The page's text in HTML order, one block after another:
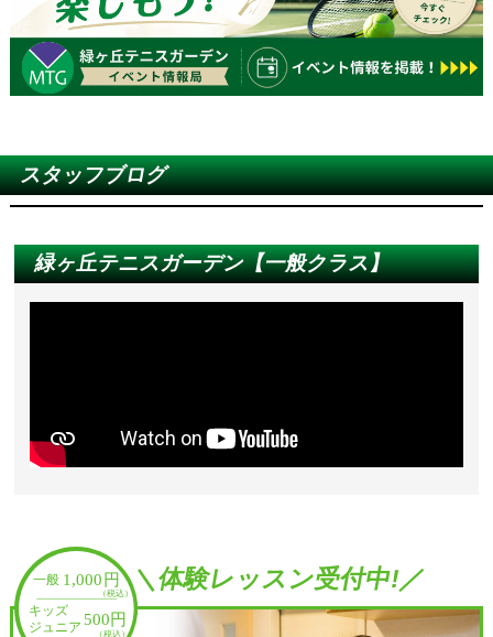
2026-07-26
短縮営業のご案内
この度、7/31（金）に社内研修を行うため、営業時間
を短縮させていただきます。
のほどお願い申し上げます。
日時 2026年7月31日（金） 18：30閉館
夏休みイベント第３弾「はじめてテニス教
室」
ルを学びます。運動が苦手でもコーチが優しくサポー
トするので安心して参加できます。この夏、新しいお
友達と一緒にテニスを始めてみませんか？
スタッフブログ
緑ヶ丘テニスガーデン【一般クラス】
＼体験レッスン受付中!／